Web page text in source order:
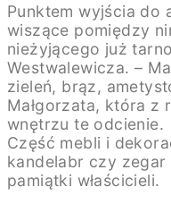
Punktem wyjścia do
wiszące pomiędzy
nieżyjącego już
Westwalewicza. –
zieleń, brąz,
Małgorzata, która z
wnętrzu te odcienie.
Część mebli i
kandelabr czy
pamiątki właścicieli.